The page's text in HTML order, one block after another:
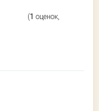
(1 оценок,